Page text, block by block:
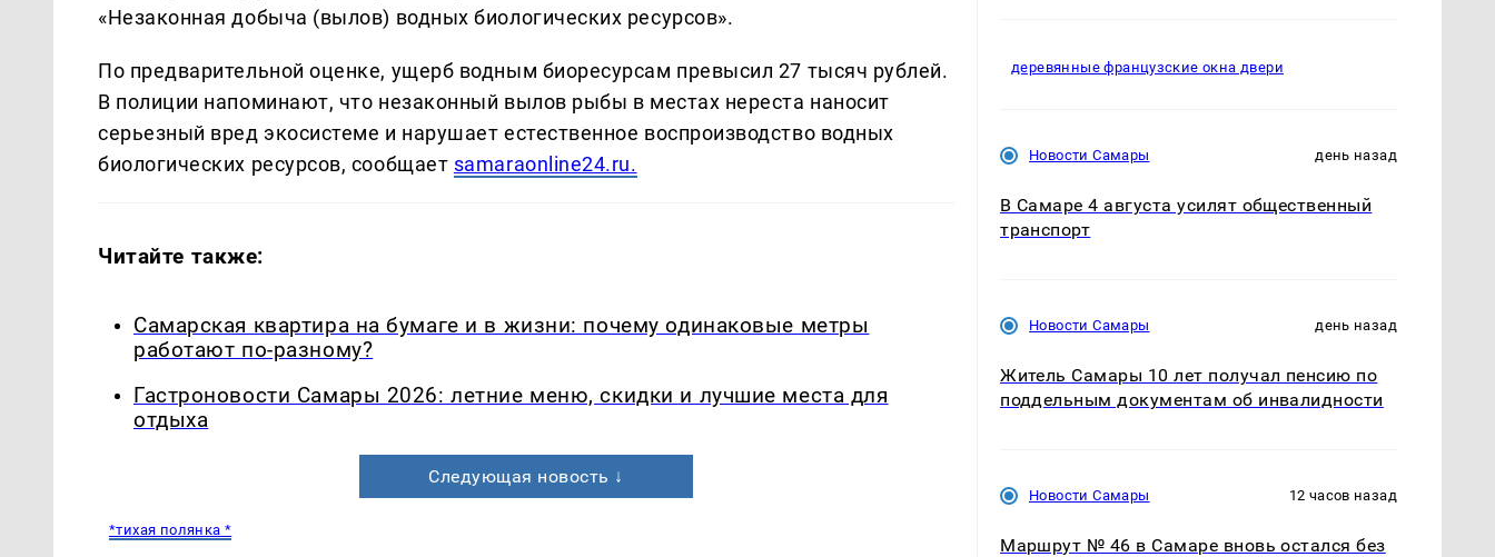
«Незаконная добыча (вылов) водных биологических ресурсов».
По предварительной оценке, ущерб водным биоресурсам превысил 27 тысяч рублей.
В полиции напоминают, что незаконный вылов рыбы в местах нереста наносит
серьезный вред экосистеме и нарушает естественное воспроизводство водных
биологических ресурсов, сообщает samaraonline24.ru.
Читайте также:
Самарская квартира на бумаге и в жизни: почему одинаковые метры
работают по-разному?
Гастроновости Самары 2026: летние меню, скидки и лучшие места для
отдыха
Следующая новость ↓
*тихая полянка *
деревянные французские окна двери
Новости Самары день назад
В Самаре 4 августа усилят общественный
транспорт
Новости Самары день назад
Житель Самары 10 лет получал пенсию по
поддельным документам об инвалидности
Новости Самары 12 часов назад
Маршрут № 46 в Самаре вновь остался без